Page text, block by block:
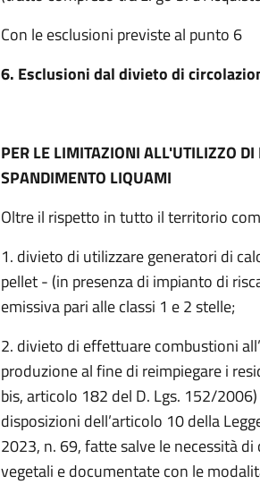
Con le esclusioni previste al punto 6
6. Esclusioni dal divieto di
PER LE LIMITAZIONI ALL'UTILIZZO
SPANDIMENTO LIQUAMI
Oltre il rispetto in tutto il territorio
1. divieto di utilizzare generatori di
pellet - (in presenza di impianto di
emissiva pari alle classi 1 e 2 stelle;
2. divieto di effettuare combustioni
produzione al fine di reimpiegare i
bis, articolo 182 del D. Lgs. 152/
disposizioni dell’articolo 10 della
2023, n. 69, fatte salve le necessità
vegetali e documentate con le